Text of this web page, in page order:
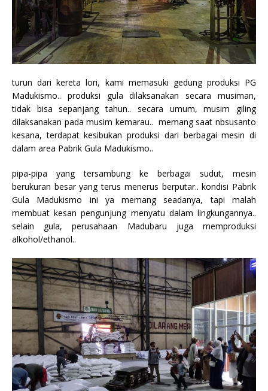
turun dari kereta lori, kami memasuki gedung produksi PG
Madukismo.. produksi gula dilaksanakan secara musiman,
tidak bisa sepanjang tahun.. secara umum, musim giling
dilaksanakan pada musim kemarau.. memang saat nbsusanto
kesana, terdapat kesibukan produksi dari berbagai mesin di
dalam area Pabrik Gula Madukismo..
pipa-pipa yang tersambung ke berbagai sudut, mesin
berukuran besar yang terus menerus berputar.. kondisi Pabrik
Gula Madukismo ini ya memang seadanya, tapi malah
membuat kesan pengunjung menyatu dalam lingkungannya..
selain gula, perusahaan Madubaru juga memproduksi
alkohol/ethanol..